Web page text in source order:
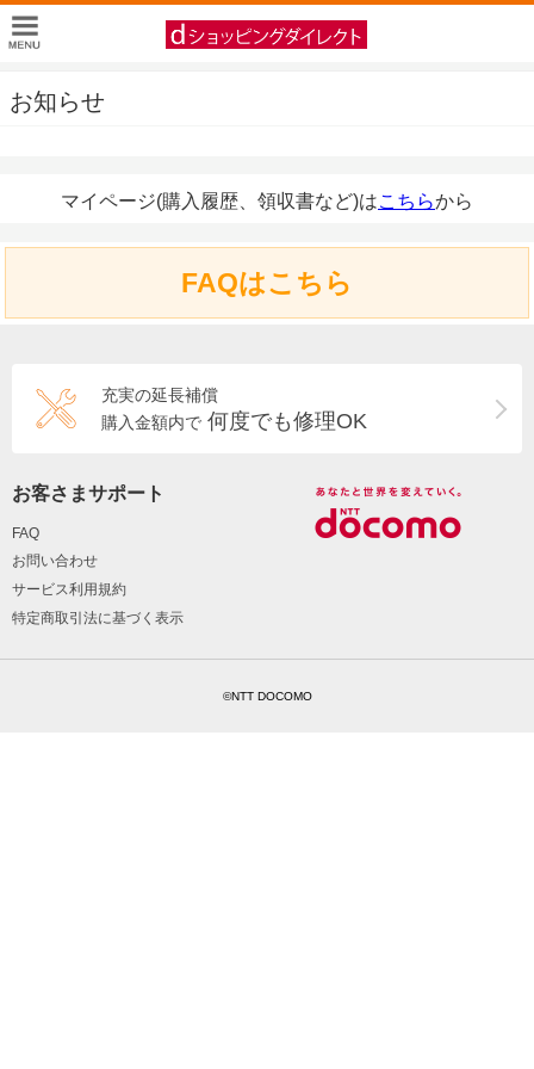
お知らせ
マイページ(購入履歴、領収書など)はこちらから
FAQはこちら
充実の延長補償
購入金額内で 何度でも修理OK
お客さまサポート
FAQ
お問い合わせ
サービス利用規約
特定商取引法に基づく表示
©NTT DOCOMO